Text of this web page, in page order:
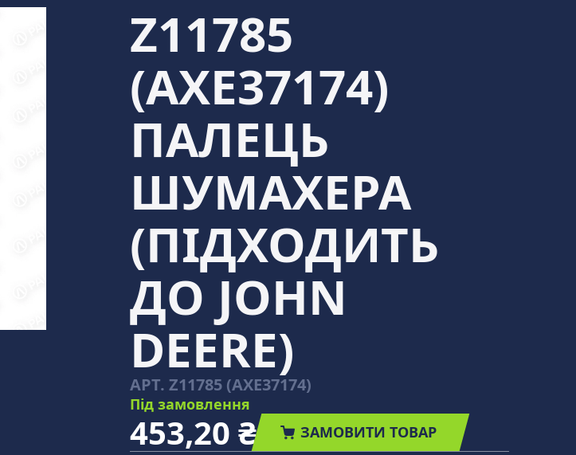
Z11785
(АХЕ37174)
ПАЛЕЦЬ
ШУМАХЕРА
(ПІДХОДИТЬ
ДО JOHN
DEERE)
АРТ. Z11785 (АХЕ37174)
Під замовлення
453,20 ₴ ЗАМОВИТИ ТОВАР